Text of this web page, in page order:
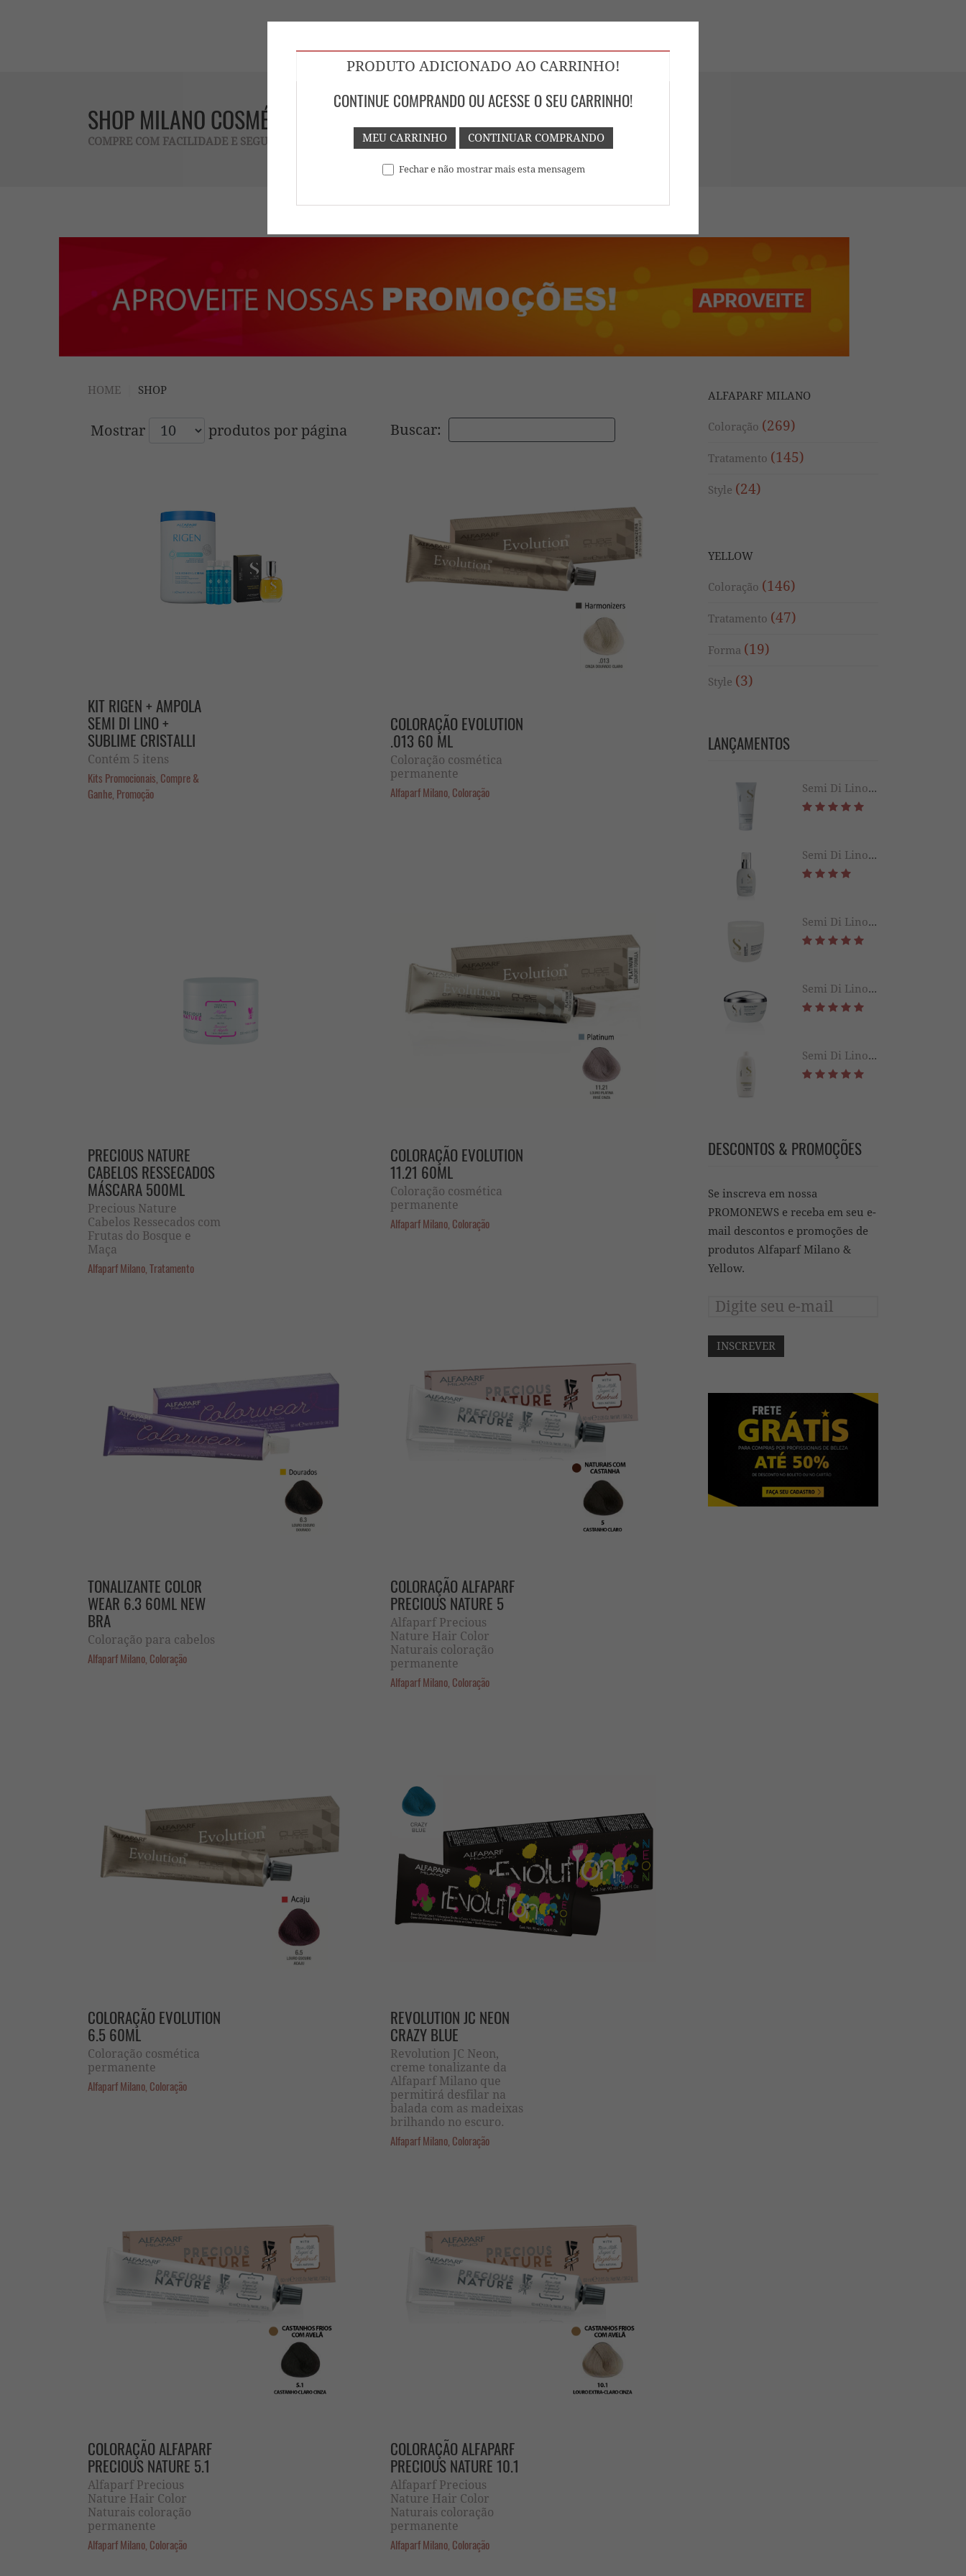
SHOP MILANO COSMÉTICOS GOIÁS
COMPRE COM FACILIDADE E SEGURANÇA !
HOME SHOP
Mostrar produtos por página Buscar:
KIT RIGEN + AMPOLA
SEMI DI LINO +
SUBLIME CRISTALLI
Contém 5 itens
Kits Promocionais, Compre &
Ganhe, Promoção
COLORAÇÃO EVOLUTION
.013 60 ML
Coloração cosmética
permanente
Alfaparf Milano, Coloração
PRECIOUS NATURE
CABELOS RESSECADOS
MÁSCARA 500ML
Precious Nature
Cabelos Ressecados com
Frutas do Bosque e
Maça
Alfaparf Milano, Tratamento
COLORAÇÃO EVOLUTION
11.21 60ML
Coloração cosmética
permanente
Alfaparf Milano, Coloração
TONALIZANTE COLOR
WEAR 6.3 60ML NEW
BRA
Coloração para cabelos
Alfaparf Milano, Coloração
COLORAÇÃO ALFAPARF
PRECIOUS NATURE 5
Alfaparf Precious
Nature Hair Color
Naturais coloração
permanente
Alfaparf Milano, Coloração
COLORAÇÃO EVOLUTION
6.5 60ML
Coloração cosmética
permanente
Alfaparf Milano, Coloração
REVOLUTION JC NEON
CRAZY BLUE
Revolution JC Neon,
creme tonalizante da
Alfaparf Milano que
permitirá desfilar na
balada com as madeixas
brilhando no escuro.
Alfaparf Milano, Coloração
COLORAÇÃO ALFAPARF
PRECIOUS NATURE 5.1
Alfaparf Precious
Nature Hair Color
Naturais coloração
permanente
Alfaparf Milano, Coloração
COLORAÇÃO ALFAPARF
PRECIOUS NATURE 10.1
Alfaparf Precious
Nature Hair Color
Naturais coloração
permanente
Alfaparf Milano, Coloração
ALFAPARF MILANO
Coloração (269)
Tratamento (145)
Style (24)
YELLOW
Coloração (146)
Tratamento (47)
Forma (19)
Style (3)
LANÇAMENTOS
Semi Di Lino Diamond Leave-in 200ml
Semi Di Lino Diamond Extraordinary All in 1 Fluid 125ML
Semi Di Lino Diamond Illuminating Mask 500ML
Semi Di Lino Diamond Illuminating Mask 200ML
Semi Di Lino Diamond Illuminating Conditioner 1000ML
DESCONTOS & PROMOÇÕES
Se inscreva em nossa
PROMONEWS e receba em seu e-
mail descontos e promoções de
produtos Alfaparf Milano &
Yellow.
INSCREVER
PRODUTO ADICIONADO AO CARRINHO!
CONTINUE COMPRANDO OU ACESSE O SEU CARRINHO!
MEU CARRINHO CONTINUAR COMPRANDO
Fechar e não mostrar mais esta mensagem